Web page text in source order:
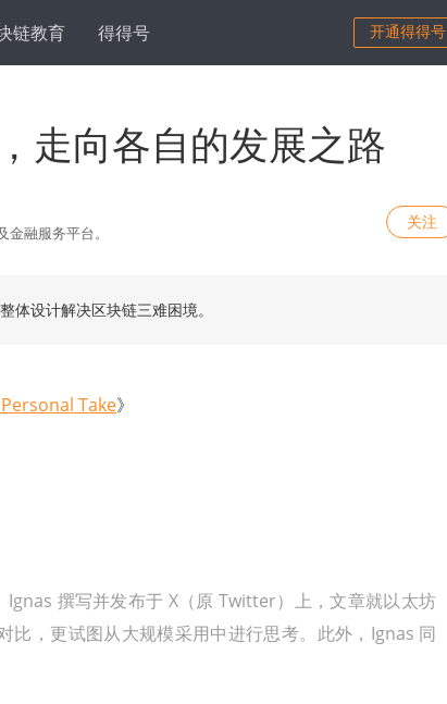
链教育 得得号 开通得得号
走向各自的发展之路
融服务平台。
关注
体设计解决区块链三难困境。
Take》
撰写并发布于 X（原 Twitter）上，文章就以太坊
比，更试图从大规模采用中进行思考。此外，Ignas 同